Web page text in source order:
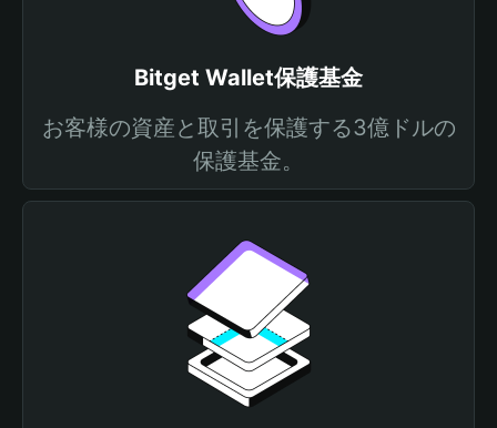
Bitget Wallet保護基金
お客様の資産と取引を保護する3億ドルの
保護基金。